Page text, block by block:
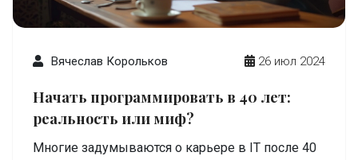
Вячеслав Корольков 26 июл 2024
Начать программировать в 40 лет:
реальность или миф?
Многие задумываются о карьере в IT после 40